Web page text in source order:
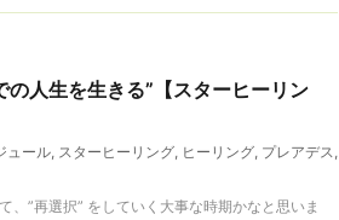
人生を生きる”【スターヒーリン
ュール, スターヒーリング, ヒーリング, プレアデス,
”再選択” をしていく大事な時期かなと思いま